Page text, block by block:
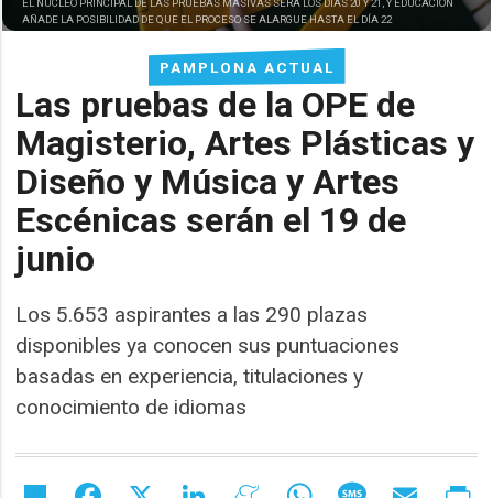
PAMPLONA ACTUAL
Las pruebas de la OPE de
Magisterio, Artes Plásticas y
Diseño y Música y Artes
Escénicas serán el 19 de
junio
Los 5.653 aspirantes a las 290 plazas
disponibles ya conocen sus puntuaciones
basadas en experiencia, titulaciones y
conocimiento de idiomas
EL NÚCLEO PRINCIPAL DE LAS PRUEBAS MASIVAS SERÁ LOS DÍAS 20 Y 21, Y EDUCACIÓN
AÑADE LA POSIBILIDAD DE QUE EL PROCESO SE ALARGUE HASTA EL DÍA 22
Share Facebook LinkedIn MeneameWhatsAppMessageEmail